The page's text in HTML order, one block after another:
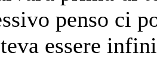
penso ci
essere